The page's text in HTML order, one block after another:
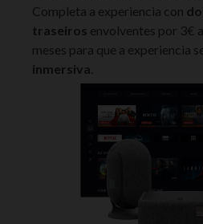
Completa a experiencia con
traseiros envolventes por 3€
meses para que a experiencia
inmersiva.